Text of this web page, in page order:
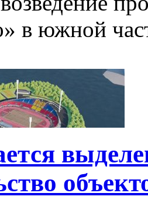
в южной